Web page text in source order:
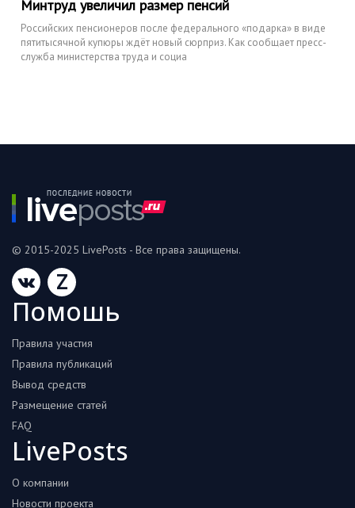
Минтруд увеличил размер пенсий
Российских пенсионеров после федерального «подарка» в виде
пятитысячной купюры ждёт новый сюрприз. Как сообщает пресс-
служба министерства труда и социа
© 2015-2025 LivePosts - Все права защищены.
Z
Помошь
Правила участия
Правила публикаций
Вывод средств
Размещение статей
FAQ
LivePosts
О компании
Новости проекта